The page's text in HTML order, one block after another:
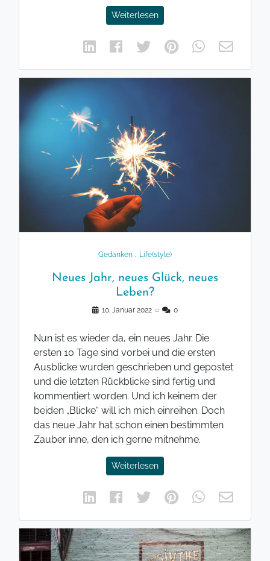
Weiterlesen
Gedanken . Life(style)
Neues Jahr, neues Glück, neues
Leben?
10. Januar 2022 ◌ 0
Nun ist es wieder da, ein neues Jahr. Die
ersten 10 Tage sind vorbei und die ersten
Ausblicke wurden geschrieben und gepostet
und die letzten Rückblicke sind fertig und
kommentiert worden. Und ich keinem der
beiden „Blicke“ will ich mich einreihen. Doch
das neue Jahr hat schon einen bestimmten
Zauber inne, den ich gerne mitnehme.
Weiterlesen